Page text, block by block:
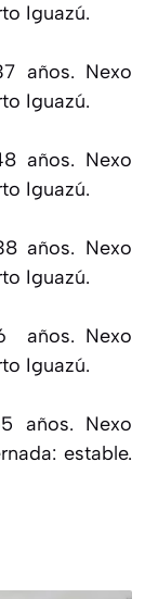
Iguazú.
años. Nexo
Iguazú.
años. Nexo
Iguazú.
años. Nexo
Iguazú.
años. Nexo
Iguazú.
años. Nexo
estable.